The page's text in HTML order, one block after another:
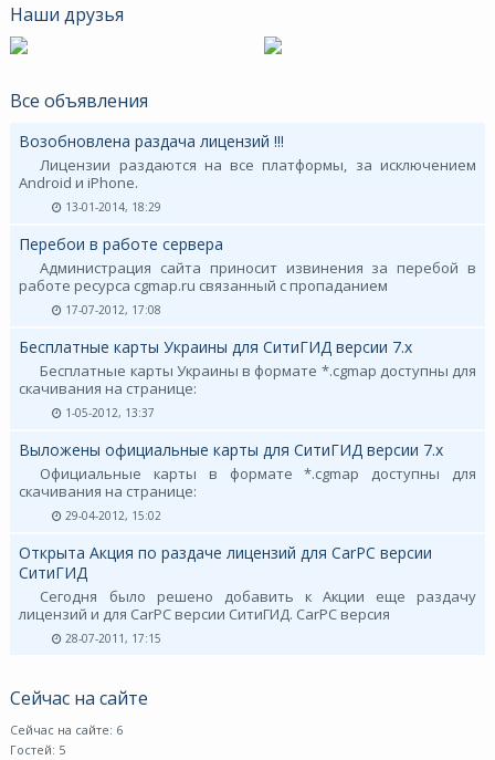
Наши друзья
Все объявления
Возобновлена раздача лицензий !!!
Лицензии раздаются на все платформы, за исключением
Android и iPhone.
13-01-2014, 18:29
Перебои в работе сервера
Администрация сайта приносит извинения за перебой в
работе ресурса cgmap.ru связанный с пропаданием
17-07-2012, 17:08
Бесплатные карты Украины для СитиГИД версии 7.х
Бесплатные карты Украины в формате *.cgmap доступны для
скачивания на странице:
1-05-2012, 13:37
Выложены официальные карты для СитиГИД версии 7.х
Официальные карты в формате *.cgmap доступны для
скачивания на странице:
29-04-2012, 15:02
Открыта Акция по раздаче лицензий для CarPC версии
СитиГИД
Сегодня было решено добавить к Акции еще раздачу
лицензий и для CarPC версии СитиГИД. CarPC версия
28-07-2011, 17:15
Сейчас на сайте
Сейчас на сайте: 6
Гостей: 5